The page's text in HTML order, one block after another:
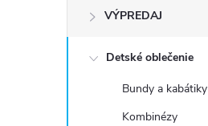
n
VÝPREDAJ
Detské oblečenie
Bundy a kabátiky
Kombinézy